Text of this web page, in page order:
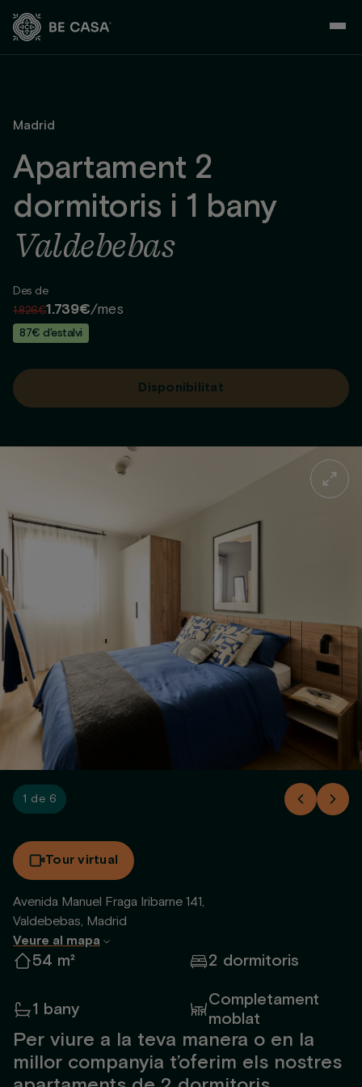
Madrid
Apartament 2
dormitoris i 1 bany
Valdebebas
Des de
1.826€1.739€/mes
87€ d'estalvi
Disponibilitat
1 de 6
Tour virtual
Avenida Manuel Fraga Iribarne 141,
Valdebebas, Madrid
Veure al mapa
54 m² 2 dormitoris
1 bany
Completament
moblat
Per viure a la teva manera o en la
millor companyia t’oferim els nostres